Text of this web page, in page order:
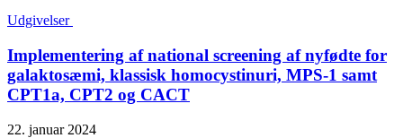
Udgivelser
Implementering af national screening af nyfødte for
galaktosæmi, klassisk homocystinuri, MPS-1 samt
CPT1a, CPT2 og CACT
22. januar 2024